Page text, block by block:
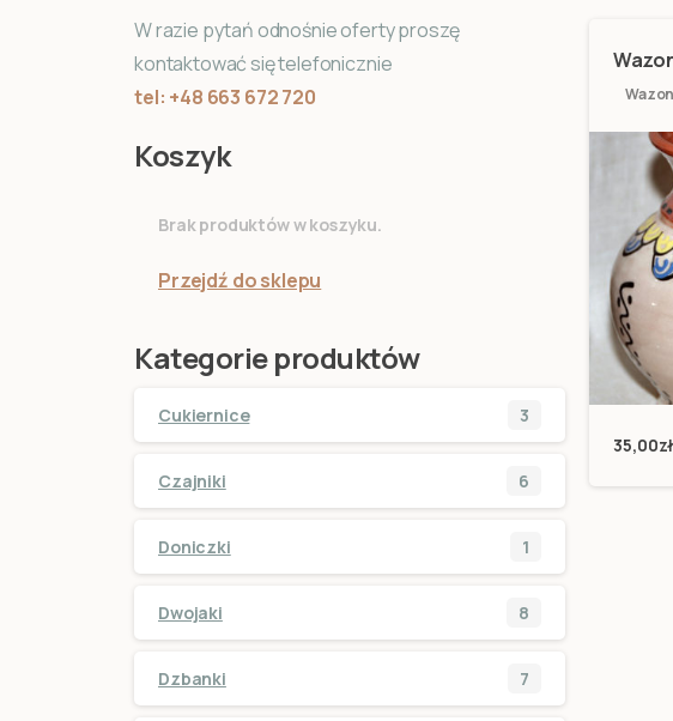
35,00zł
W razie pytań odnośnie oferty proszę
kontaktować się telefonicznie
tel: +48 663 672 720
Koszyk
Brak produktów w koszyku.
Przejdź do sklepu
Kategorie produktów
Cukiernice 3
Czajniki 6
Doniczki 1
Dwojaki 8
Dzbanki 7